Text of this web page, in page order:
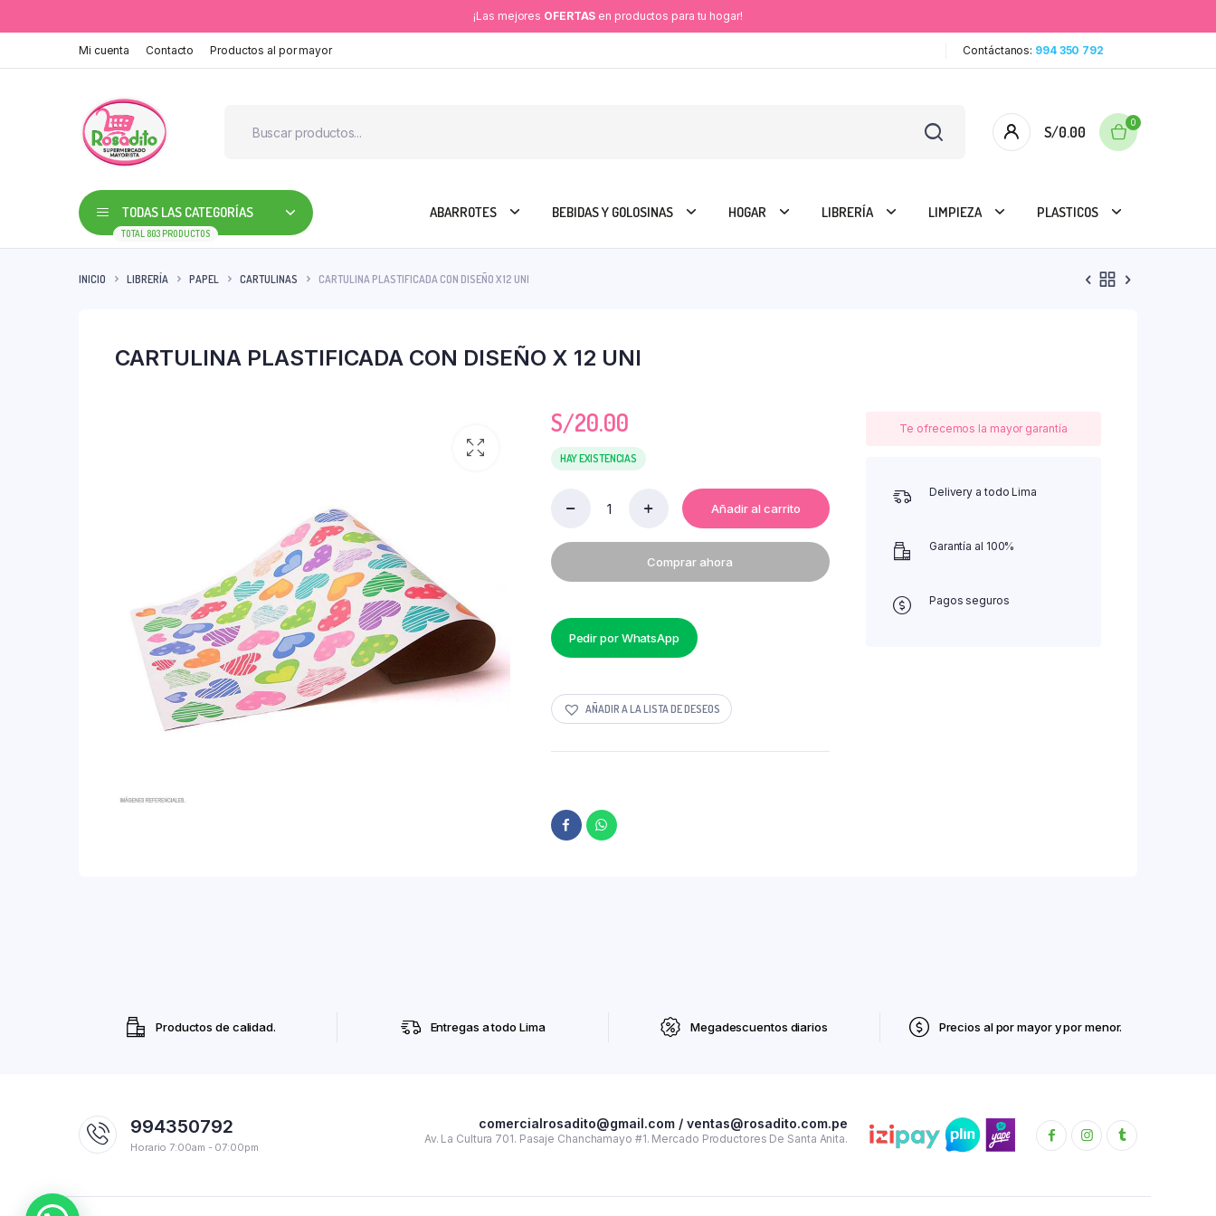
¡Las mejores OFERTAS en productos para tu hogar!
Mi cuenta Contacto Productos al por mayor Contáctanos: 994 350 792
S/0.00
0
TODAS LAS CATEGORÍAS
TOTAL 803 PRODUCTOS
ABARROTES BEBIDAS Y GOLOSINAS HOGAR LIBRERÍA LIMPIEZA PLASTICOS
INICIO LIBRERÍA PAPEL CARTULINAS CARTULINA PLASTIFICADA CON DISEÑO X 12 UNI
CARTULINA PLASTIFICADA CON DISEÑO X 12 UNI
S/20.00
HAY EXISTENCIAS
CARTULINA
CON
DISEÑO
UNI
quantity
Añadir al carrito
Comprar ahora
Pedir por WhatsApp
AÑADIR A LA LISTA DE DESEOS
Te ofrecemos la mayor garantía
Delivery a todo Lima
Garantía al 100%
Pagos seguros
Productos de calidad. Entregas a todo Lima Megadescuentos diarios Precios al por mayor y por menor.
994350792
Horario 7:00am - 07:00pm
comercialrosadito@gmail.com / ventas@rosadito.com.pe
Av. La Cultura 701. Pasaje Chanchamayo #1. Mercado Productores De Santa Anita.